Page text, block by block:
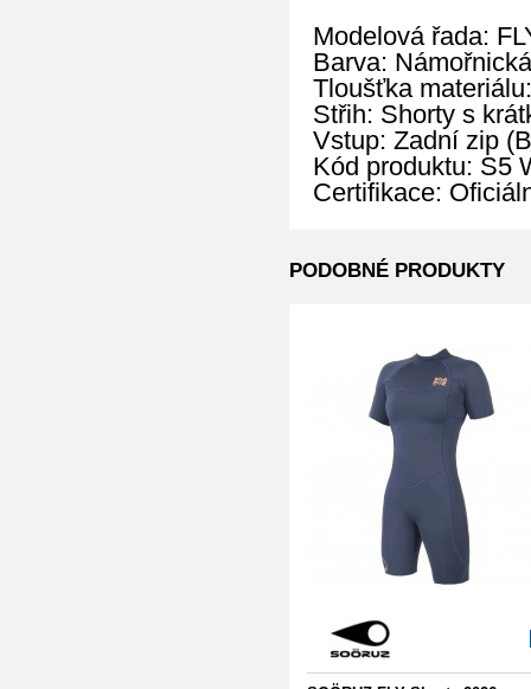
Modelová řada:
Barva:
Tloušťka
Střih: Shorty s
Vstup: Zadní zip
Kód produktu: S5
Certifikace:
PODOBNÉ PRODUKTY